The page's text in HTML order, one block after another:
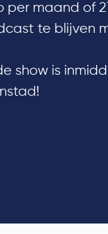
per maand of
te blijven
show is